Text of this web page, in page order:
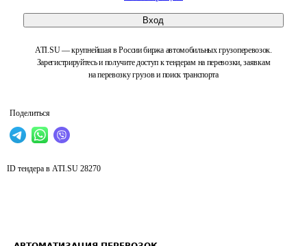
Вход
ATI.SU — крупнейшая в России биржа автомобильных грузоперевозок.
Зарегистрируйтесь и получите доступ к тендерам на перевозки, заявкам
на перевозку грузов и поиск транспорта
Поделиться
ID тендера в ATI.SU 28270